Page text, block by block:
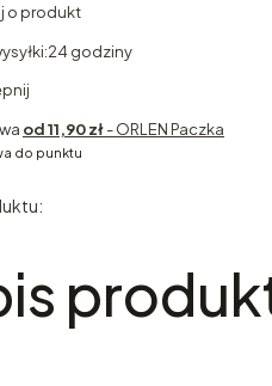
o produkt
24 godziny
od 11,90 zł- ORLEN Paczka
do punktu